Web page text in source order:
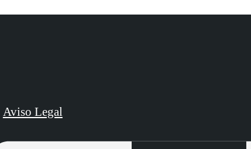
Aviso Legal